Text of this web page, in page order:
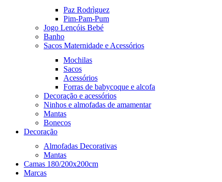
Paz Rodrìguez
Pim-Pam-Pum
Jogo Lençóis Bebé
Banho
Sacos Maternidade e Acessórios
Mochilas
Sacos
Acessórios
Forras de babycoque e alcofa
Decoração e acessórios
Ninhos e almofadas de amamentar
Mantas
Bonecos
Decoração
Almofadas Decorativas
Mantas
Camas 180/200x200cm
Marcas